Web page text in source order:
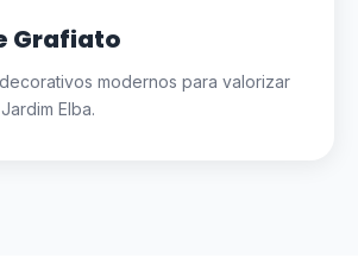
Grafiato
modernos para valorizar
Elba.